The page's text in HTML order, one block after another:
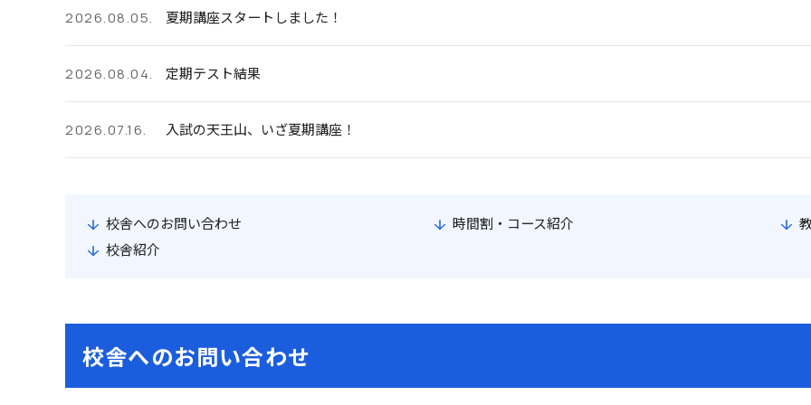
2026.08.05. 夏期講座スタートしました！
2026.08.04. 定期テスト結果
2026.07.16. 入試の天王山、いざ夏期講座！
校舎へのお問い合わせ 時間割・コース紹介
校舎紹介
校舎へのお問い合わせ